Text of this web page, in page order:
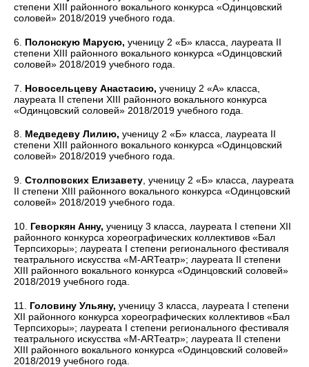
степени XIII районного вокального конкурса «Одинцовский
соловей» 2018/2019 учебного года.
6. Полонскую Марусю, ученицу 2 «Б» класса, лауреата II
степени XIII районного вокального конкурса «Одинцовский
соловей» 2018/2019 учебного года.
7. Новосельцеву Анастасию, ученицу 2 «А» класса,
лауреата II степени XIII районного вокального конкурса
«Одинцовский соловей» 2018/2019 учебного года.
8. Медведеву Лилию, ученицу 2 «Б» класса, лауреата II
степени XIII районного вокального конкурса «Одинцовский
соловей» 2018/2019 учебного года.
9. Столповских Елизавету , ученицу 2 «Б» класса, лауреата
II степени XIII районного вокального конкурса «Одинцовский
соловей» 2018/2019 учебного года.
10. Геворкян Анну, ученицу 3 класса, лауреата I степени XII
районного конкурса хореографических коллективов «Бал
Терпсихоры»; лауреата I степени регионального фестиваля
театрального искусства «М-ARТеатр»; лауреата II степени
XIII районного вокального конкурса «Одинцовский соловей»
2018/2019 учебного года.
11. Головину Ульяну, ученицу 3 класса, лауреата I степени
XII районного конкурса хореографических коллективов «Бал
Терпсихоры»; лауреата I степени регионального фестиваля
театрального искусства «М-ARТеатр»; лауреата II степени
XIII районного вокального конкурса «Одинцовский соловей»
2018/2019 учебного года.